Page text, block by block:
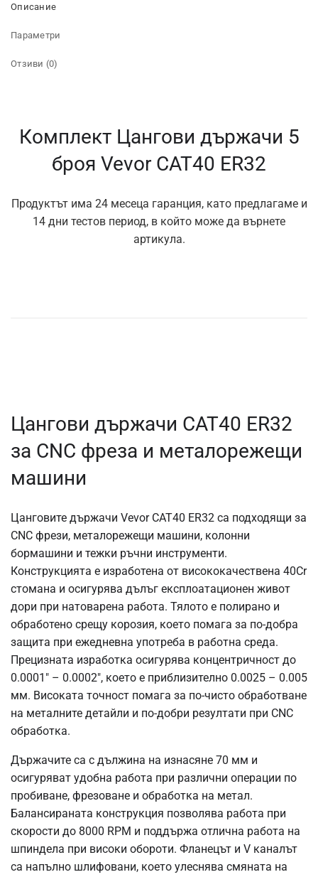
Описание
Параметри
Отзиви (0)
Комплект Цангови държачи 5
броя Vevor CAT40 ER32
Продуктът има 24 месеца гаранция, като предлагаме и
14 дни тестов период, в който може да върнете
артикула.
Цангови държачи CAT40 ER32
за CNC фреза и металорежещи
машини
Цанговите държачи Vevor CAT40 ER32 са подходящи за
CNC фрези, металорежещи машини, колонни
бормашини и тежки ръчни инструменти.
Конструкцията е изработена от висококачествена 40Cr
стомана и осигурява дълъг експлоатационен живот
дори при натоварена работа. Тялото е полирано и
обработено срещу корозия, което помага за по-добра
защита при ежедневна употреба в работна среда.
Прецизната изработка осигурява концентричност до
0.0001″ – 0.0002″, което е приблизително 0.0025 – 0.005
мм. Високата точност помага за по-чисто обработване
на металните детайли и по-добри резултати при CNC
обработка.
Държачите са с дължина на изнасяне 70 мм и
осигуряват удобна работа при различни операции по
пробиване, фрезоване и обработка на метал.
Балансираната конструкция позволява работа при
скорости до 8000 RPM и поддържа отлична работа на
шпиндела при високи обороти. Фланецът и V каналът
са напълно шлифовани, което улеснява смяната на